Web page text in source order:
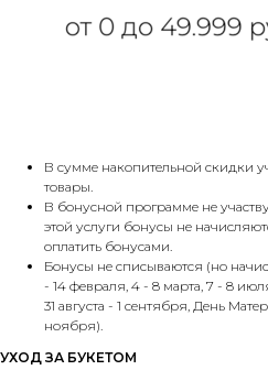
В сумме накопительной скидки
товары.
В бонусной программе не
этой услуги бонусы не
оплатить бонусами.
Бонусы не списываются (но
- 14 февраля, 4 - 8 марта, 7 - 8
31 августа - 1 сентября, День
ноября).
УХОД ЗА БУКЕТОМ